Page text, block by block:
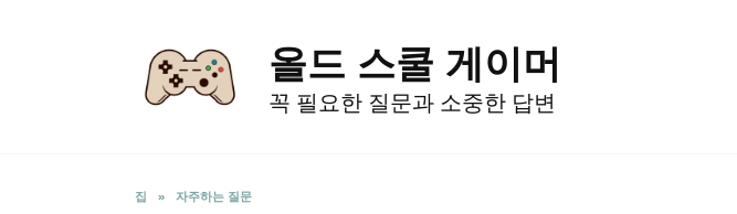
올드 스쿨 게이머
꼭 필요한 질문과 소중한 답변
집 » 자주하는 질문